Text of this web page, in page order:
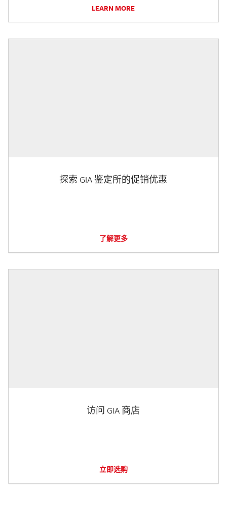
LEARN MORE
探索 GIA 鉴定所的促销优惠
了解更多
访问 GIA 商店
立即选购